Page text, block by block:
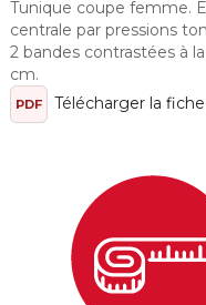
Tunique coupe femme.
centrale par pressions
2 bandes contrastées à
cm.
PDF Télécharger la